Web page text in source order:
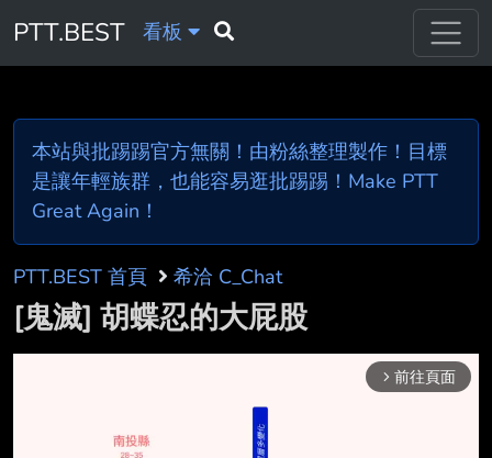
PTT.BEST 看板
本站與批踢踢官方無關！由粉絲整理製作！目標
是讓年輕族群，也能容易逛批踢踢！Make PTT
Great Again！
PTT.BEST 首頁 希洽 C_Chat
[鬼滅] 胡蝶忍的大屁股
arrow_forward_ios 前往頁面